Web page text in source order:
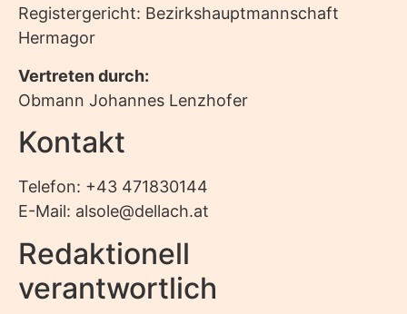
Registergericht: Bezirkshauptmannschaft
Hermagor
Vertreten durch:
Obmann Johannes Lenzhofer
Kontakt
Telefon: +43 471830144
E-Mail: alsole@dellach.at
Redaktionell
verantwortlich